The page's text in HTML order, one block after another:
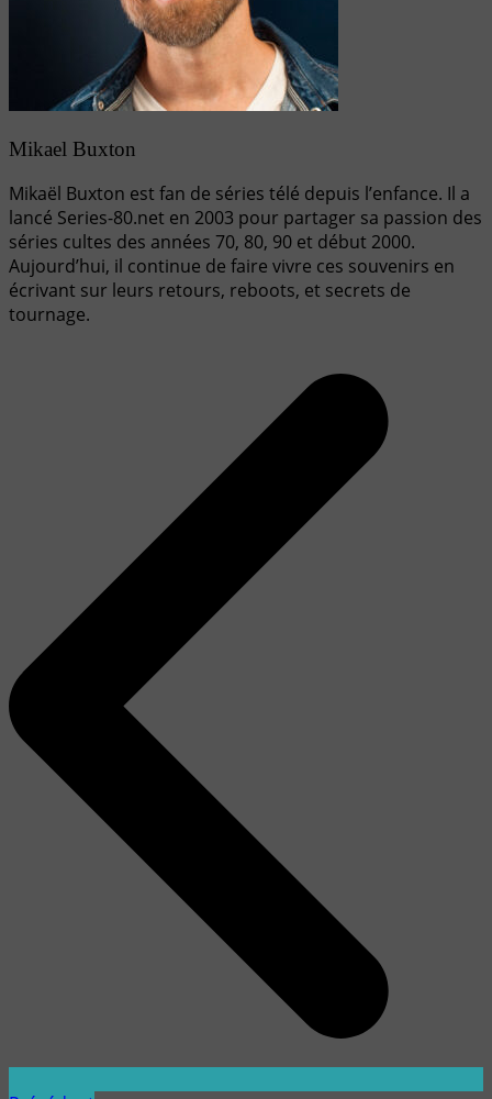
Mikael Buxton
Mikaël Buxton est fan de séries télé depuis l’enfance. Il a
lancé Series-80.net en 2003 pour partager sa passion des
séries cultes des années 70, 80, 90 et début 2000.
Aujourd’hui, il continue de faire vivre ces souvenirs en
écrivant sur leurs retours, reboots, et secrets de
tournage.